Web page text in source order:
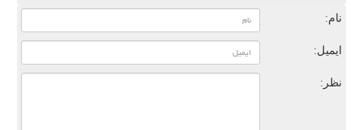
نام:
ایمیل:
نظر: